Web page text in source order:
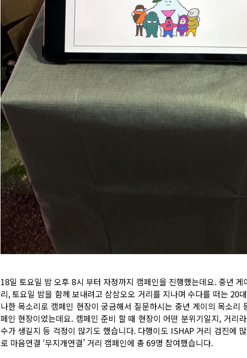
18일 토요일 밤 오후 8시 부터 자정까지 캠페인을 진행했는데요. 중년
리, 토요일 밤을 함께 보내려고 삼삼오오 거리를 지나며 수다를 떠는 20
나한 목소리로 캠페인 현장이 궁금해서 질문하시는 중년 게이의 목소
페인 현장이었는데요. 캠페인 준비 할 때 현장이 어떤 분위기일지, 거리
수가 생길지 등 걱정이 많기도 했습니다. 다행이도 ISHAP 거리 검진에
로 마음연결 ‘무지개연결’ 거리 캠페인에 총 69명 참여했습니다.